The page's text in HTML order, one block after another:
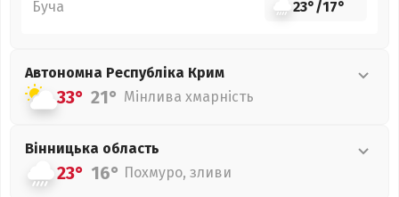
Буча 23°/17°
Автономна Республіка Крим
33° 21° Мінлива хмарність
Вінницька область
23° 16° Похмуро, зливи